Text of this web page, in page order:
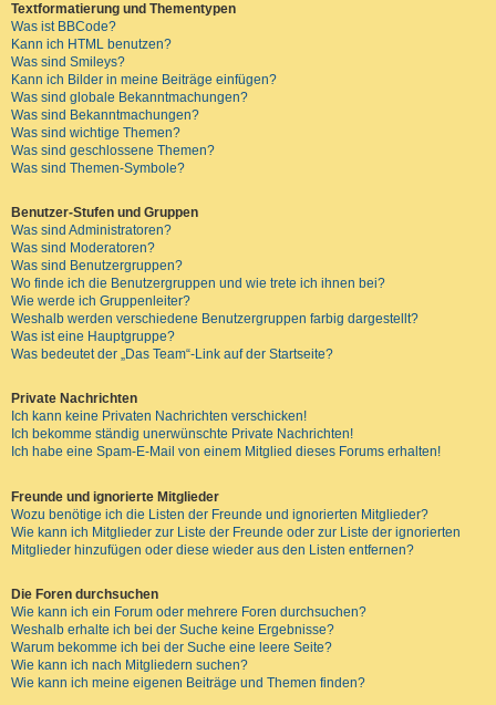
Textformatierung und Thementypen
Was ist BBCode?
Kann ich HTML benutzen?
Was sind Smileys?
Kann ich Bilder in meine Beiträge einfügen?
Was sind globale Bekanntmachungen?
Was sind Bekanntmachungen?
Was sind wichtige Themen?
Was sind geschlossene Themen?
Was sind Themen-Symbole?
Benutzer-Stufen und Gruppen
Was sind Administratoren?
Was sind Moderatoren?
Was sind Benutzergruppen?
Wo finde ich die Benutzergruppen und wie trete ich ihnen bei?
Wie werde ich Gruppenleiter?
Weshalb werden verschiedene Benutzergruppen farbig dargestellt?
Was ist eine Hauptgruppe?
Was bedeutet der „Das Team“-Link auf der Startseite?
Private Nachrichten
Ich kann keine Privaten Nachrichten verschicken!
Ich bekomme ständig unerwünschte Private Nachrichten!
Ich habe eine Spam-E-Mail von einem Mitglied dieses Forums erhalten!
Freunde und ignorierte Mitglieder
Wozu benötige ich die Listen der Freunde und ignorierten Mitglieder?
Wie kann ich Mitglieder zur Liste der Freunde oder zur Liste der ignorierten
Mitglieder hinzufügen oder diese wieder aus den Listen entfernen?
Die Foren durchsuchen
Wie kann ich ein Forum oder mehrere Foren durchsuchen?
Weshalb erhalte ich bei der Suche keine Ergebnisse?
Warum bekomme ich bei der Suche eine leere Seite?
Wie kann ich nach Mitgliedern suchen?
Wie kann ich meine eigenen Beiträge und Themen finden?